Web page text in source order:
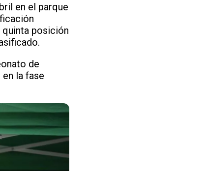
en el parque
posición
de
la fase